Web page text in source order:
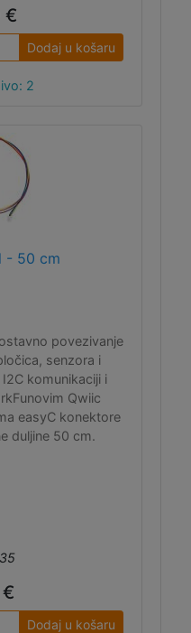
€
Dodaj u košaru
2
- 50 cm
povezivanje
senzora i
komunikaciji i
Qwiic
easyC konektore
duljine 50 cm.
€
Dodaj u košaru